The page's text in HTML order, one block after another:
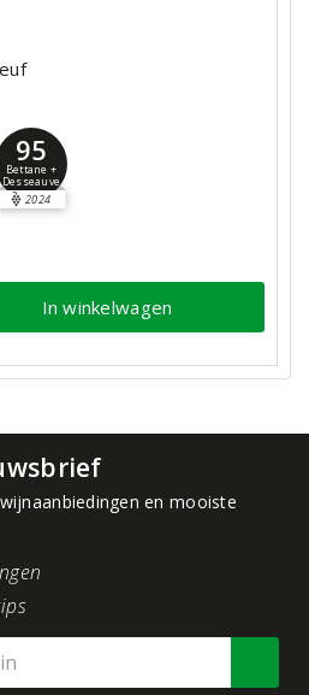
95
Bettane +
Desseauve
2024
In winkelwagen
en mooiste